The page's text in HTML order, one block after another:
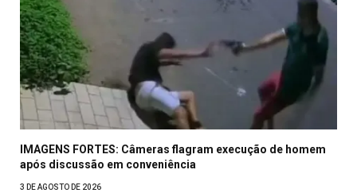
IMAGENS FORTES: Câmeras flagram execução de homem
após discussão em conveniência
3 DE AGOSTO DE 2026